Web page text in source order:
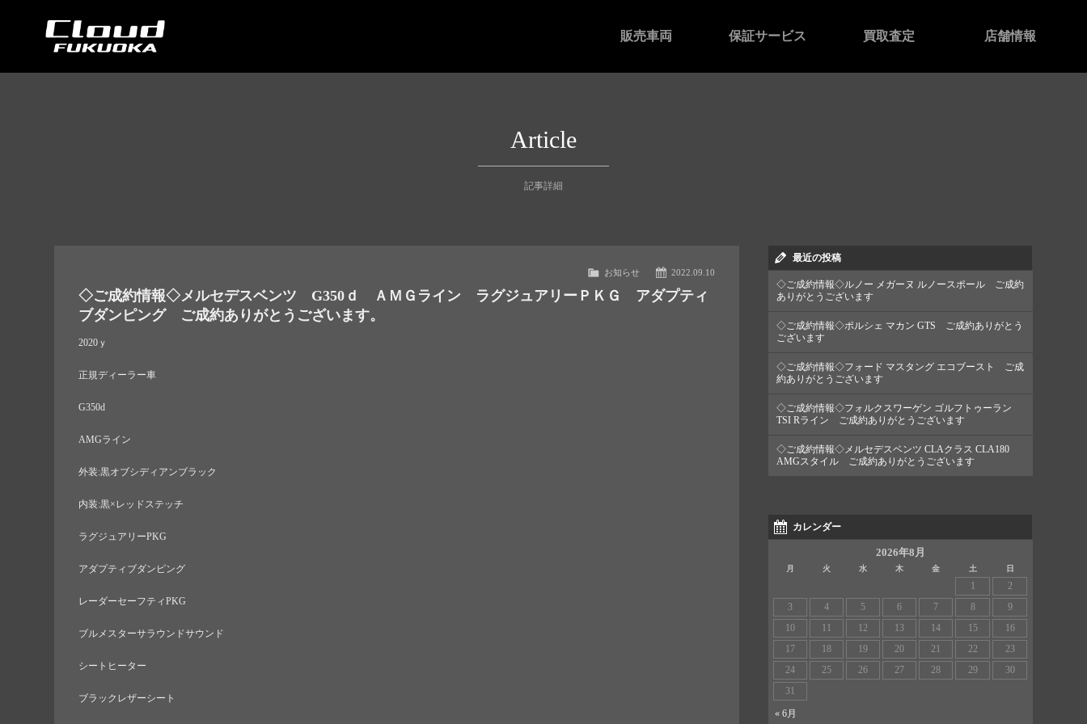
販売車両 保証サービス 買取査定 店舗情報
Article
記事詳細
2022.09.10
お知らせ
◇ご成約情報◇メルセデスベンツ G350ｄ ＡＭＧライン ラグジュアリーＰＫＧ アダプティ
ブダンピング ご成約ありがとうございます。
2020ｙ
正規ディーラー車
G350d
AMGライン
外装:黒オブシディアンブラック
内装:黒×レッドステッチ
ラグジュアリーPKG
アダプティブダンピング
レーダーセーフティPKG
ブルメスターサラウンドサウンド
シートヒーター
ブラックレザーシート
最近の投稿
◇ご成約情報◇ルノー メガーヌ ルノースポール ご成約
ありがとうございます
◇ご成約情報◇ポルシェ マカン GTS ご成約ありがとう
ございます
◇ご成約情報◇フォード マスタング エコブースト ご成
約ありがとうございます
◇ご成約情報◇フォルクスワーゲン ゴルフトゥーラン
TSI Rライン ご成約ありがとうございます
◇ご成約情報◇メルセデスベンツ CLAクラス CLA180
AMGスタイル ご成約ありがとうございます
カレンダー
2026年8月
月 火 水 木 金 土 日
1
2
3
4 5 6 7 8
9
10
11 12 13 14 15
16
17
18 19 20 21 22
23
24
25 26 27 28 29
30
31
« 6月